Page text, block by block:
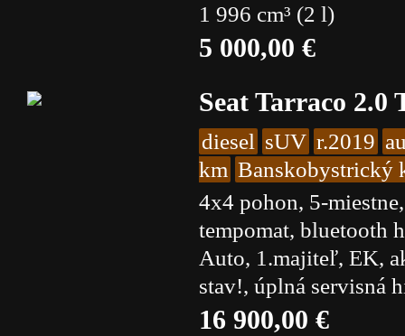
1 996 cm³ (2 l)
5 000,00 €
Seat Tarraco 2.0
diesel sUV r.2019
km Banskobystrický
4x4 pohon, 5-
tempomat, bluetooth
Auto, 1.majiteľ, EK,
stav!, úplná servisná
16 900,00 €